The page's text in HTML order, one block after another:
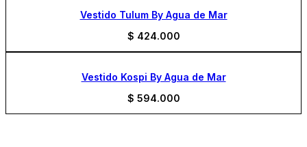
Vestido Tulum By Agua de Mar
$ 424.000
Vestido Kospi By Agua de Mar
$ 594.000